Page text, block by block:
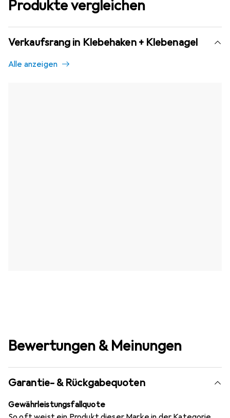
Produkte vergleichen
Verkaufsrang in Klebehaken + Klebenagel
Alle anzeigen
Bewertungen & Meinungen
Garantie- & Rückgabequoten
Gewährleistungsfallquote